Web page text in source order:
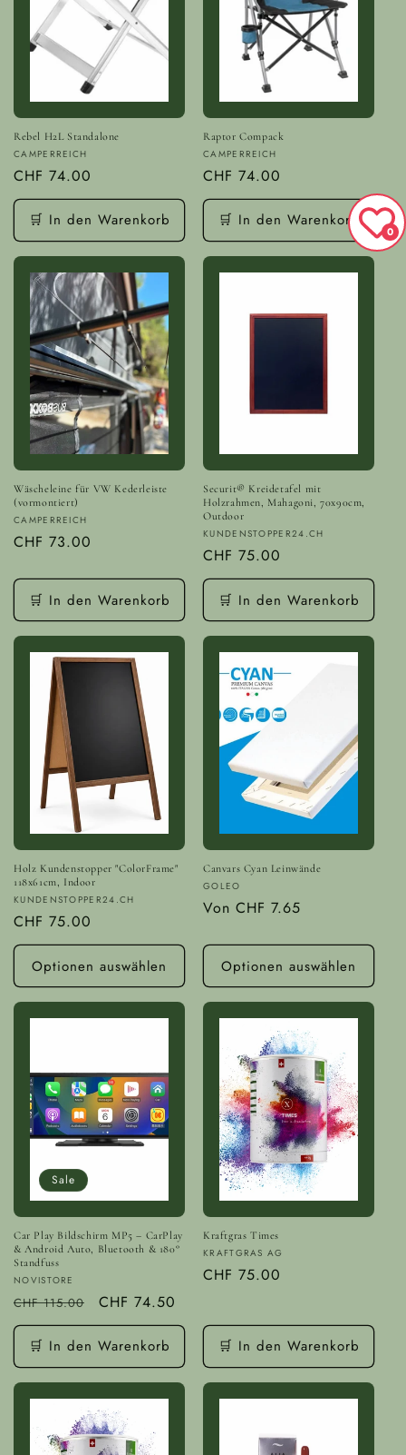
Rebel H2L Standalone
Anbieter:
CAMPERREICH
Normaler
Preis
CHF 74.00
🛒 In den Warenkorb
Raptor Compack
Anbieter:
CAMPERREICH
Normaler
Preis
CHF 74.00
🛒 In den Warenkorb
Wäscheleine für VW Kederleiste
(vormontiert)
Anbieter:
CAMPERREICH
Normaler
CHF 73.00
🛒 In den Warenkorb
Securit® Kreidetafel mit
Holzrahmen, Mahagoni, 70x90cm,
Outdoor
Anbieter:
KUNDENSTOPPER24.CH
Normaler
Preis
CHF 75.00
🛒 In den Warenkorb
Holz Kundenstopper "ColorFrame"
118x61cm, Indoor
Anbieter:
KUNDENSTOPPER24.CH
Normaler
Preis
CHF 75.00
Optionen auswählen
Canvars Cyan Leinwände
Anbieter:
GOLEO
Normaler
Von CHF 7.65
Optionen auswählen
Sale
Car Play Bildschirm MP5 – CarPlay
& Android Auto, Bluetooth & 180°
Standfuss
Anbieter:
NOVISTORE
Normaler
Preis
CHF 115.00 Verkaufspreis
CHF 74.50
🛒 In den Warenkorb
Kraftgras Times
Anbieter:
KRAFTGRAS AG
Normaler
CHF 75.00
🛒 In den Warenkorb
0